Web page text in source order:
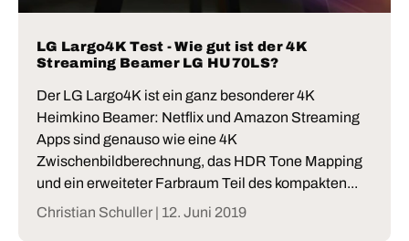
LG Largo4K Test - Wie gut ist der 4K
Streaming Beamer LG HU70LS?
Der LG Largo4K ist ein ganz besonderer 4K
Heimkino Beamer: Netflix und Amazon Streaming
Apps sind genauso wie eine 4K
Zwischenbildberechnung, das HDR Tone Mapping
und ein erweiteter Farbraum Teil des kompakten...
Christian Schuller | 12. Juni 2019